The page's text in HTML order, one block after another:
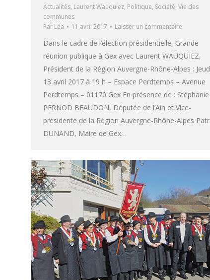
Actualités, Laurent Wauquiez, Politique, Société, Vie des
communes
Par Léa 11 avril 2017 Laisser un commentaire
Dans le cadre de l’élection présidentielle, Grande
réunion publique à Gex avec Laurent WAUQUIEZ,
Président de la Région Auvergne-Rhône-Alpes :
13 avril 2017 à 19 h – Espace Perdtemps – Avenue
Perdtemps – 01170 Gex En présence de : Stéphanie
PERNOD BEAUDON, Députée de l’Ain et Vice-
présidente de la Région Auvergne-Rhône-Alpes
DUNAND, Maire de Gex…